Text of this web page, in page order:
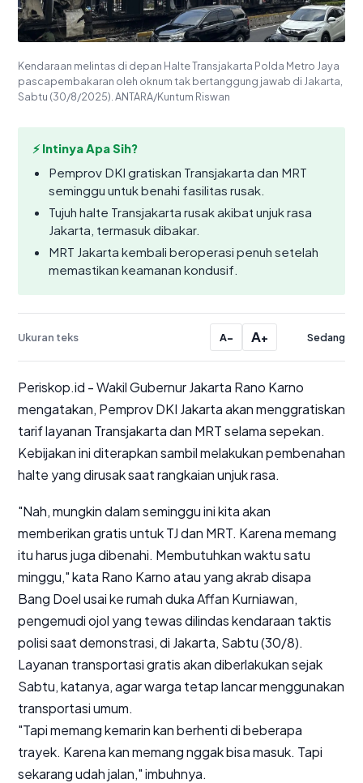
Kendaraan melintas di depan Halte Transjakarta Polda Metro Jaya
pascapembakaran oleh oknum tak bertanggung jawab di Jakarta,
Sabtu (30/8/2025). ANTARA/Kuntum Riswan
⚡ Intinya Apa Sih?
Pemprov DKI gratiskan Transjakarta dan MRT
seminggu untuk benahi fasilitas rusak.
Tujuh halte Transjakarta rusak akibat unjuk rasa
Jakarta, termasuk dibakar.
MRT Jakarta kembali beroperasi penuh setelah
memastikan keamanan kondusif.
Ukuran teks A− A+ Sedang
Periskop.id - Wakil Gubernur Jakarta Rano Karno
mengatakan, Pemprov DKI Jakarta akan menggratiskan
tarif layanan Transjakarta dan MRT selama sepekan.
Kebijakan ini diterapkan sambil melakukan pembenahan
halte yang dirusak saat rangkaian unjuk rasa.
"Nah, mungkin dalam seminggu ini kita akan
memberikan gratis untuk TJ dan MRT. Karena memang
itu harus juga dibenahi. Membutuhkan waktu satu
minggu," kata Rano Karno atau yang akrab disapa
Bang Doel usai ke rumah duka Affan Kurniawan,
pengemudi ojol yang tewas dilindas kendaraan taktis
polisi saat demonstrasi, di Jakarta, Sabtu (30/8).
Layanan transportasi gratis akan diberlakukan sejak
Sabtu, katanya, agar warga tetap lancar menggunakan
transportasi umum.
"Tapi memang kemarin kan berhenti di beberapa
trayek. Karena kan memang nggak bisa masuk. Tapi
sekarang udah jalan," imbuhnya.